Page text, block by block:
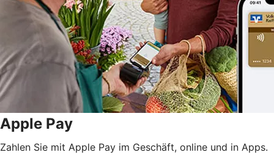
Apple Pay
Zahlen Sie mit Apple Pay im Geschäft, online und in Apps.